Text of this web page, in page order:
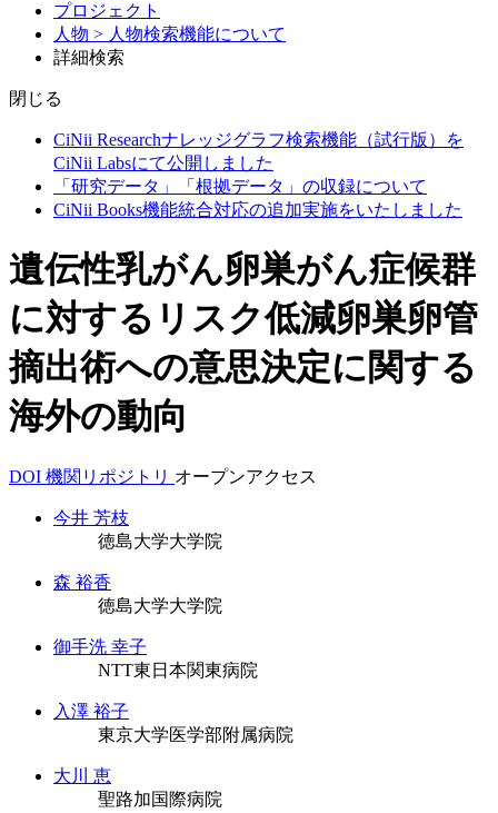
プロジェクト
人物 > 人物検索機能について
詳細検索
閉じる
CiNii Researchナレッジグラフ検索機能（試行版）を
CiNii Labsにて公開しました
「研究データ」「根拠データ」の収録について
CiNii Books機能統合対応の追加実施をいたしました
遺伝性乳がん卵巣がん症候群
に対するリスク低減卵巣卵管
摘出術への意思決定に関する
海外の動向
DOI 機関リポジトリ オープンアクセス
今井 芳枝
徳島大学大学院
森 裕香
徳島大学大学院
御手洗 幸子
NTT東日本関東病院
入澤 裕子
東京大学医学部附属病院
大川 恵
聖路加国際病院